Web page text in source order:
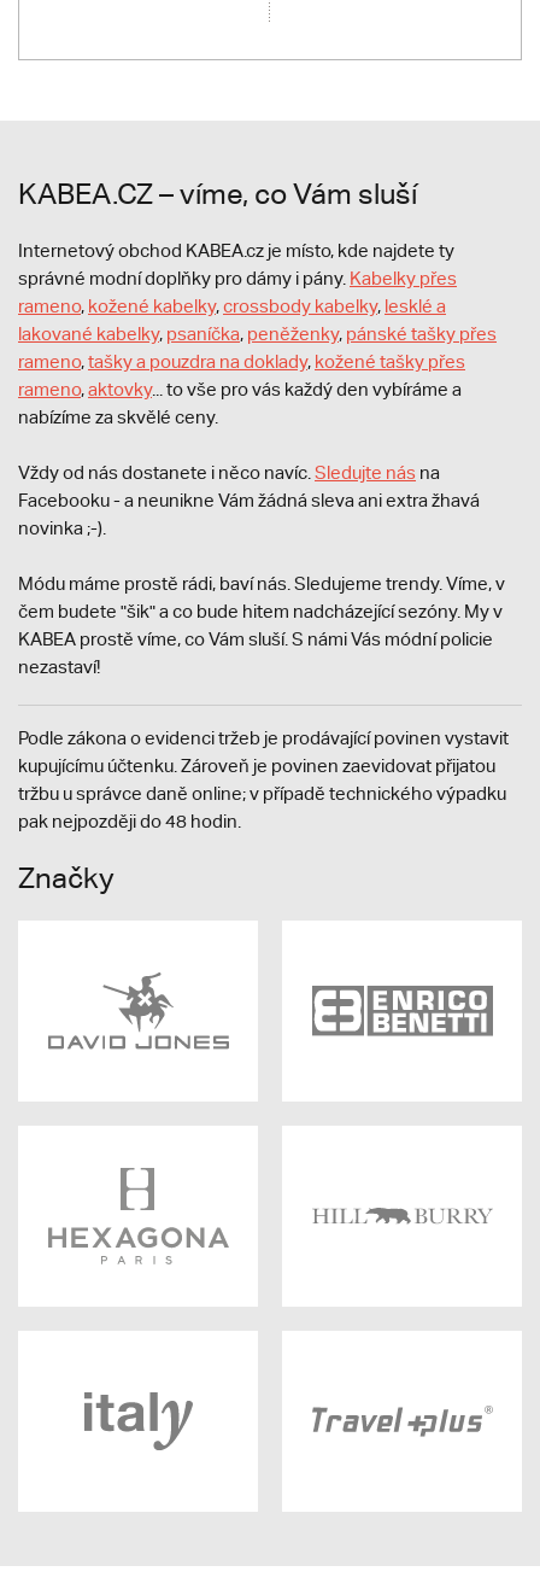
KABEA.CZ – víme, co Vám sluší
Internetový obchod KABEA.cz je místo, kde najdete ty
správné modní doplňky pro dámy i pány. Kabelky přes
rameno, kožené kabelky,crossbody kabelky, lesklé a
lakované kabelky, psaníčka, peněženky, pánské tašky přes
rameno,tašky a pouzdra na doklady, kožené tašky přes
rameno,aktovky... to vše pro vás každý den vybíráme a
nabízíme za skvělé ceny.
Vždy od nás dostanete i něco navíc. Sledujte nás na
Facebooku - a neunikne Vám žádná sleva ani extra žhavá
novinka ;-).
Módu máme prostě rádi, baví nás. Sledujeme trendy. Víme, v
čem budete "šik" a co bude hitem nadcházející sezóny. My v
KABEA prostě víme, co Vám sluší. S námi Vás módní policie
nezastaví!
Podle zákona o evidenci tržeb je prodávající povinen vystavit
kupujícímu účtenku. Zároveň je povinen zaevidovat přijatou
tržbu u správce daně online; v případě technického výpadku
pak nejpozději do 48 hodin.
Značky